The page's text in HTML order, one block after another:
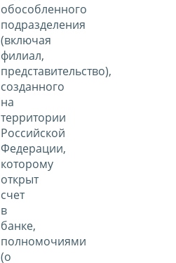
обособленного
подразделения
(включая
филиал,
представительство),
созданного
на
территории
Российской
Федерации,
которому
открыт
счет
в
банке,
полномочиями
(о